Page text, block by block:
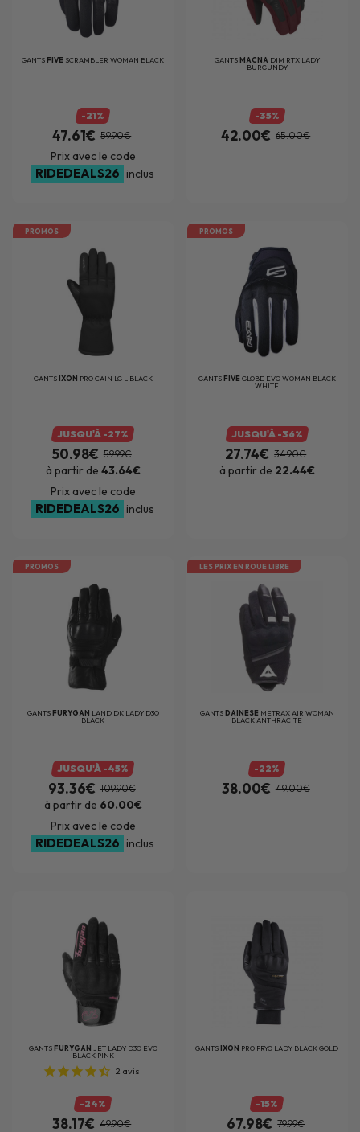
GANTSFIVE SCRAMBLER WOMAN BLACK
-21%
47.61€ 59.90€
Prix avec le code
RIDEDEALS26 inclus
GANTSMACNA DIM RTX LADY
BURGUNDY
-35%
42.00€ 65.00€
PROMOS
GANTSIXON PRO CAIN LG L BLACK
JUSQU'À -27%
50.98€ 59.99€
à partir de 43.64€
Prix avec le code
RIDEDEALS26 inclus
PROMOS
GANTSFIVE GLOBE EVO WOMAN BLACK
WHITE
JUSQU'À -36%
27.74€ 34.90€
à partir de 22.44€
PROMOS
GANTSFURYGAN LAND DK LADY D3O
BLACK
JUSQU'À -45%
93.36€ 109.90€
à partir de 60.00€
Prix avec le code
RIDEDEALS26 inclus
LES PRIX EN ROUE LIBRE
GANTSDAINESE METRAX AIR WOMAN
BLACK ANTHRACITE
-22%
38.00€ 49.00€
GANTSFURYGAN JET LADY D3O EVO
BLACK PINK
2 avis
-24%
38.17€ 49.90€
GANTSIXON PRO FRYO LADY BLACK GOLD
-15%
67.98€ 79.99€